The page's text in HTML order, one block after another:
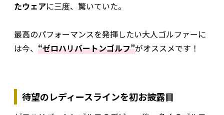
たウェアに三度、驚いていた。
最高のパフォーマンスを発揮したい大人ゴルファーに
は今、 “ゼロハリバートンゴルフ”がオススメです！
待望のレディースラインを初お披露目